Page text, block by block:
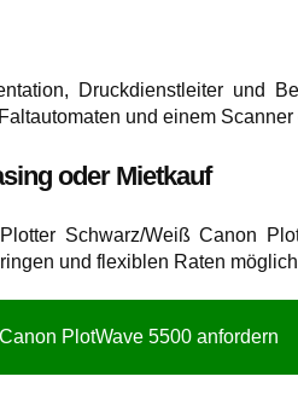
Druckdienstleiter und
und einem
oder Mietkauf
Schwarz/Weiß Canon
und flexiblen Raten
PlotWave 5500 anfordern